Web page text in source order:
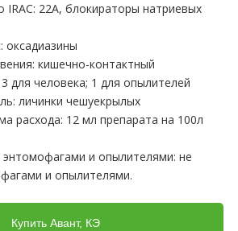
IRAC: 22А, блокираторы натриевых
оксадиазины
кишечно-контактный
для человека; 1 для опылителей
личинки чешуекрылых
расхода: 12 мл препарата на 100л
и опылителями: не
и опылителями.
Купить Авант, КЭ